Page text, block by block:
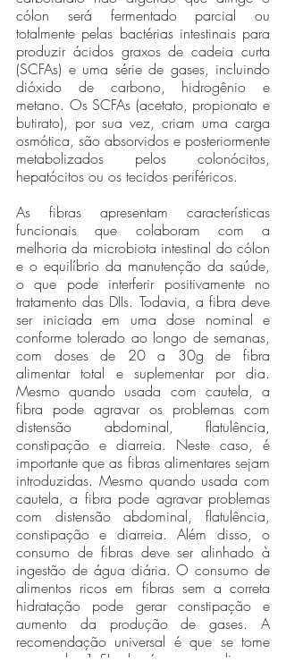
cólon será fermentado parcial ou
totalmente pelas bactérias intestinais para
produzir ácidos graxos de cadeia curta
(SCFAs) e uma série de gases, incluindo
dióxido de carbono, hidrogênio e
metano. Os SCFAs (acetato, propionato e
butirato), por sua vez, criam uma carga
osmótica, são absorvidos e posteriormente
metabolizados pelos colonócitos,
hepatócitos ou os tecidos periféricos.
As fibras apresentam características
funcionais que colaboram com a
melhoria da microbiota intestinal do cólon
e o equilíbrio da manutenção da saúde,
o que pode interferir positivamente no
tratamento das DIIs. Todavia, a fibra deve
ser iniciada em uma dose nominal e
conforme tolerado ao longo de semanas,
com doses de 20 a 30g de fibra
alimentar total e suplementar por dia.
Mesmo quando usada com cautela, a
fibra pode agravar os problemas com
distensão abdominal, flatulência,
constipação e diarreia. Neste caso, é
importante que as fibras alimentares sejam
introduzidas. Mesmo quando usada com
cautela, a fibra pode agravar problemas
com distensão abdominal, flatulência,
constipação e diarreia. Além disso, o
consumo de fibras deve ser alinhado à
ingestão de água diária. O consumo de
alimentos ricos em fibras sem a correta
hidratação pode gerar constipação e
aumento da produção de gases. A
recomendação universal é que se tome
cerca de 1,5L de água por dia, no